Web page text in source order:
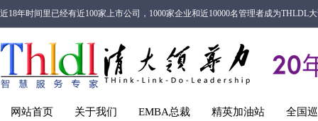
近18年时间里已经有近100家上市公司，1000家企业和近10000名管理者成为THLDL
网站首页 关于我们 EMBA总裁 精英加油站 全国